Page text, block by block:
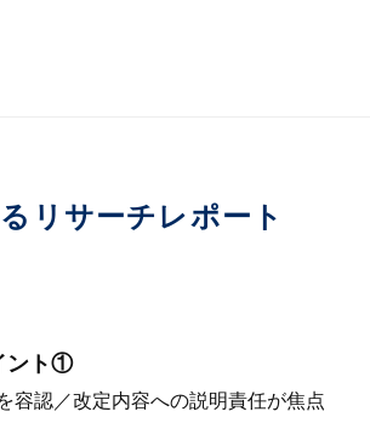
リサーチレポート
ント①
容認／改定内容への説明責任が焦点